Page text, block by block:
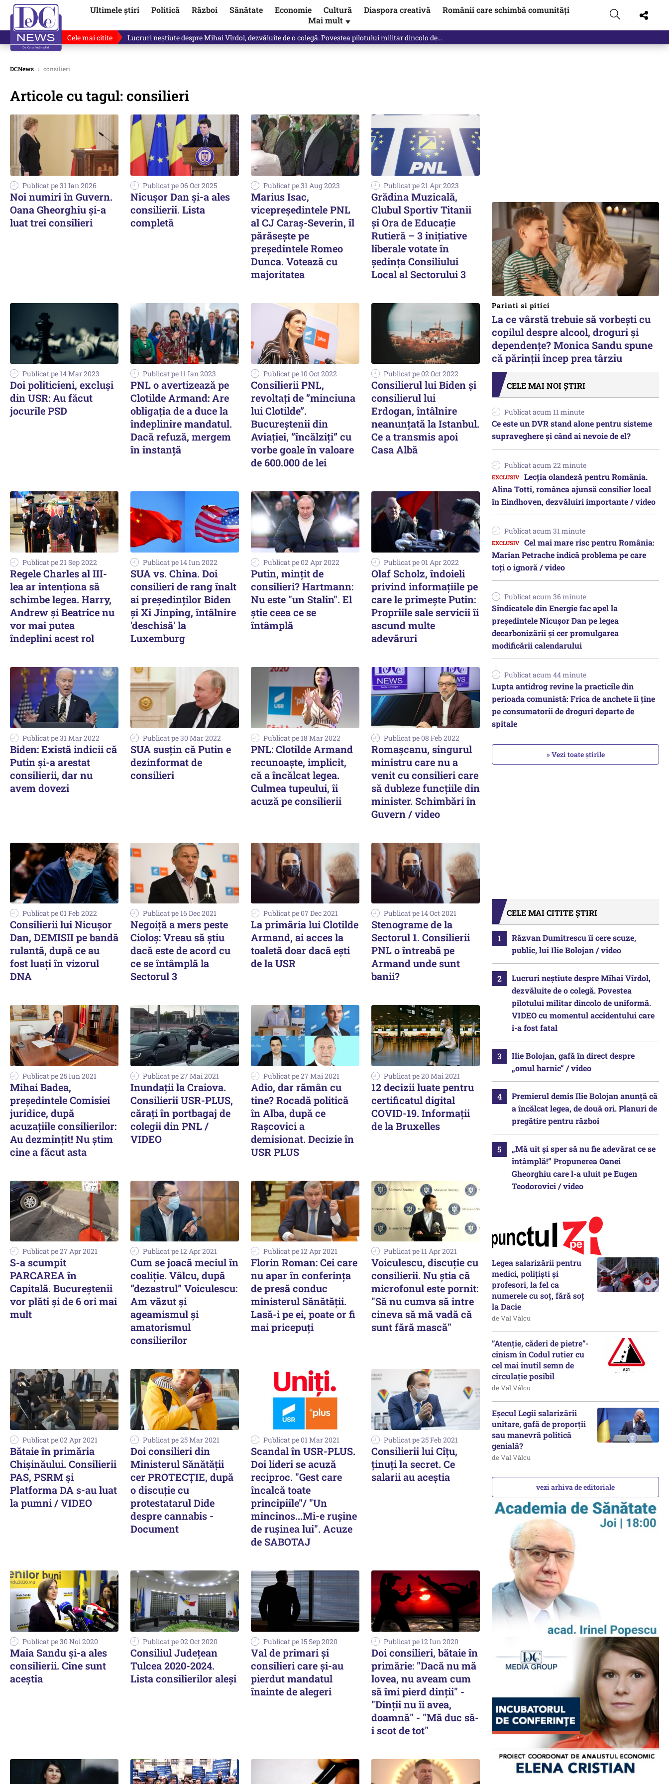
Ultimele știri Politică Război Sănătate Economie Cultură Diaspora creativă
Românii care schimbă comunități
Mai mult ▼
Cele mai citite Lucruri neștiute despre Mihai Vîrdol, dezvăluite de o colegă. Povestea pilotului militar dincolo de…
DCNews › consilieri
Articole cu tagul: consilieri
Publicat pe 31 Ian 2026
Noi numiri în Guvern.
Oana Gheorghiu și-a
luat trei consilieri
Publicat pe 06 Oct 2025
Nicușor Dan și-a ales
consilierii. Lista
completă
Publicat pe 31 Aug 2023
Marius Isac,
vicepreședintele PNL
al CJ Caraș-Severin, îl
părăsește pe
președintele Romeo
Dunca. Votează cu
majoritatea
Publicat pe 21 Apr 2023
Grădina Muzicală,
Clubul Sportiv Titanii
și Ora de Educație
Rutieră – 3 inițiative
liberale votate în
ședința Consiliului
Local al Sectorului 3
Publicat pe 14 Mar 2023
Doi politicieni, excluși
din USR: Au făcut
jocurile PSD
Publicat pe 11 Ian 2023
PNL o avertizează pe
Clotilde Armand: Are
obligaţia de a duce la
îndeplinire mandatul.
Dacă refuză, mergem
în instanță
Publicat pe 10 Oct 2022
Consilierii PNL,
revoltați de ”minciuna
lui Clotilde”.
Bucureștenii din
Aviației, ”încălziți” cu
vorbe goale în valoare
de 600.000 de lei
Publicat pe 02 Oct 2022
Consilierul lui Biden și
consilierul lui
Erdogan, întâlnire
neanunțată la Istanbul.
Ce a transmis apoi
Casa Albă
Publicat pe 21 Sep 2022
Regele Charles al III-
lea ar intenționa să
schimbe legea. Harry,
Andrew și Beatrice nu
vor mai putea
îndeplini acest rol
Publicat pe 14 Iun 2022
SUA vs. China. Doi
consilieri de rang înalt
ai preşedinţilor Biden
şi Xi Jinping, întâlnire
'deschisă' la
Luxemburg
Publicat pe 02 Apr 2022
Putin, mințit de
consilieri? Hartmann:
Nu este "un Stalin". El
ştie ceea ce se
întâmplă
Publicat pe 01 Apr 2022
Olaf Scholz, îndoieli
privind informațiile pe
care le primește Putin:
Propriile sale servicii îi
ascund multe
adevăruri
Publicat pe 31 Mar 2022
Biden: Există indicii că
Putin și-a arestat
consilierii, dar nu
avem dovezi
Publicat pe 30 Mar 2022
SUA susțin că Putin e
dezinformat de
consilieri
Publicat pe 18 Mar 2022
PNL: Clotilde Armand
recunoaște, implicit,
că a încălcat legea.
Culmea tupeului, îi
acuză pe consilierii
Publicat pe 08 Feb 2022
Romașcanu, singurul
ministru care nu a
venit cu consilieri care
să dubleze funcțiile din
minister. Schimbări în
Guvern / video
Publicat pe 01 Feb 2022
Consilierii lui Nicușor
Dan, DEMISII pe bandă
rulantă, după ce au
fost luați în vizorul
DNA
Publicat pe 16 Dec 2021
Negoiţă a mers peste
Cioloş: Vreau să ştiu
dacă este de acord cu
ce se întâmplă la
Sectorul 3
Publicat pe 07 Dec 2021
La primăria lui Clotilde
Armand, ai acces la
toaletă doar dacă ești
de la USR
Publicat pe 14 Oct 2021
Stenograme de la
Sectorul 1. Consilierii
PNL o întreabă pe
Armand unde sunt
banii?
Publicat pe 25 Iun 2021
Mihai Badea,
președintele Comisiei
juridice, după
acuzațiile consilierilor:
Au dezminţit! Nu știm
cine a făcut asta
Publicat pe 27 Mai 2021
Inundații la Craiova.
Consilierii USR-PLUS,
cărați în portbagaj de
colegii din PNL /
VIDEO
Publicat pe 27 Mai 2021
Adio, dar rămân cu
tine? Rocadă politică
în Alba, după ce
Rașcovici a
demisionat. Decizie în
USR PLUS
Publicat pe 20 Mai 2021
12 decizii luate pentru
certificatul digital
COVID-19. Informaţii
de la Bruxelles
Publicat pe 27 Apr 2021
S-a scumpit
PARCAREA în
Capitală. Bucureștenii
vor plăti și de 6 ori mai
mult
Publicat pe 12 Apr 2021
Cum se joacă meciul în
coaliție. Vâlcu, după
”dezastrul” Voiculescu:
Am văzut și
ageamismul și
amatorismul
consilierilor
Publicat pe 12 Apr 2021
Florin Roman: Cei care
nu apar în conferinţa
de presă conduc
ministerul Sănătăţii.
Lasă-i pe ei, poate or fi
mai pricepuţi
Publicat pe 11 Apr 2021
Voiculescu, discuție cu
consilierii. Nu știa că
microfonul este pornit:
"Să nu cumva să intre
cineva să mă vadă că
sunt fără mască"
Publicat pe 02 Apr 2021
Bătaie în primăria
Chișinăului. Consilierii
PAS, PSRM și
Platforma DA s-au luat
la pumni / VIDEO
Publicat pe 25 Mar 2021
Doi consilieri din
Ministerul Sănătății
cer PROTECȚIE, după
o discuție cu
protestatarul Dide
despre cannabis -
Document
Publicat pe 01 Mar 2021
Scandal în USR-PLUS.
Doi lideri se acuză
reciproc. "Gest care
încalcă toate
principiile"/ "Un
mincinos...Mi-e ruşine
de ruşinea lui". Acuze
de SABOTAJ
Publicat pe 25 Feb 2021
Consilierii lui Cîţu,
ţinuţi la secret. Ce
salarii au aceştia
Publicat pe 30 Noi 2020
Maia Sandu și-a ales
consilierii. Cine sunt
aceștia
Publicat pe 02 Oct 2020
Consiliul Județean
Tulcea 2020-2024.
Lista consilierilor aleși
Publicat pe 15 Sep 2020
Val de primari şi
consilieri care şi-au
pierdut mandatul
înainte de alegeri
Publicat pe 12 Iun 2020
Doi consilieri, bătaie în
primărie: "Dacă nu mă
lovea, nu aveam cum
să îmi pierd dinții" -
"Dinţii nu îi avea,
doamnă" - "Mă duc să-
i scot de tot"
Parinti si pitici
La ce vârstă trebuie să vorbești cu
copilul despre alcool, droguri și
dependențe? Monica Sandu spune
că părinții încep prea târziu
CELE MAI NOI ȘTIRI
Publicat acum 11 minute
Ce este un DVR stand alone pentru sisteme
supraveghere și când ai nevoie de el?
Publicat acum 22 minute
Lecția olandeză pentru România.
Alina Totti, românca ajunsă consilier local
în Eindhoven, dezvăluiri importante / video
Publicat acum 31 minute
Cel mai mare risc pentru România:
Marian Petrache indică problema pe care
toți o ignoră / video
Publicat acum 36 minute
Sindicatele din Energie fac apel la
preşedintele Nicuşor Dan pe legea
decarbonizării şi cer promulgarea
modificării calendarului
Publicat acum 44 minute
Lupta antidrog revine la practicile din
perioada comunistă: Frica de anchete îi ține
pe consumatorii de droguri departe de
spitale
» Vezi toate știrile
CELE MAI CITITE ȘTIRI
Răzvan Dumitrescu îi cere scuze,
public, lui Ilie Bolojan / video
Lucruri neștiute despre Mihai Vîrdol,
dezvăluite de o colegă. Povestea
pilotului militar dincolo de uniformă.
VIDEO cu momentul accidentului care
i-a fost fatal
Ilie Bolojan, gafă în direct despre
„omul harnic“ / video
Premierul demis Ilie Bolojan anunță că
a încălcat legea, de două ori. Planuri de
pregătire pentru război
„Mă uit și sper să nu fie adevărat ce se
întâmplă!“ Propunerea Oanei
Gheorghiu care l-a uluit pe Eugen
Teodorovici / video
Legea salarizării pentru
medici, polițiști și
profesori, la fel ca
numerele cu soț, fără soț
la Dacie
de Val Vâlcu
”Atenție, căderi de pietre”-
cinism în Codul rutier cu
cel mai inutil semn de
circulație posibil
de Val Vâlcu
Eșecul Legii salarizării
unitare, gafă de proporții
sau manevră politică
genială?
de Val Vâlcu
vezi arhiva de editoriale